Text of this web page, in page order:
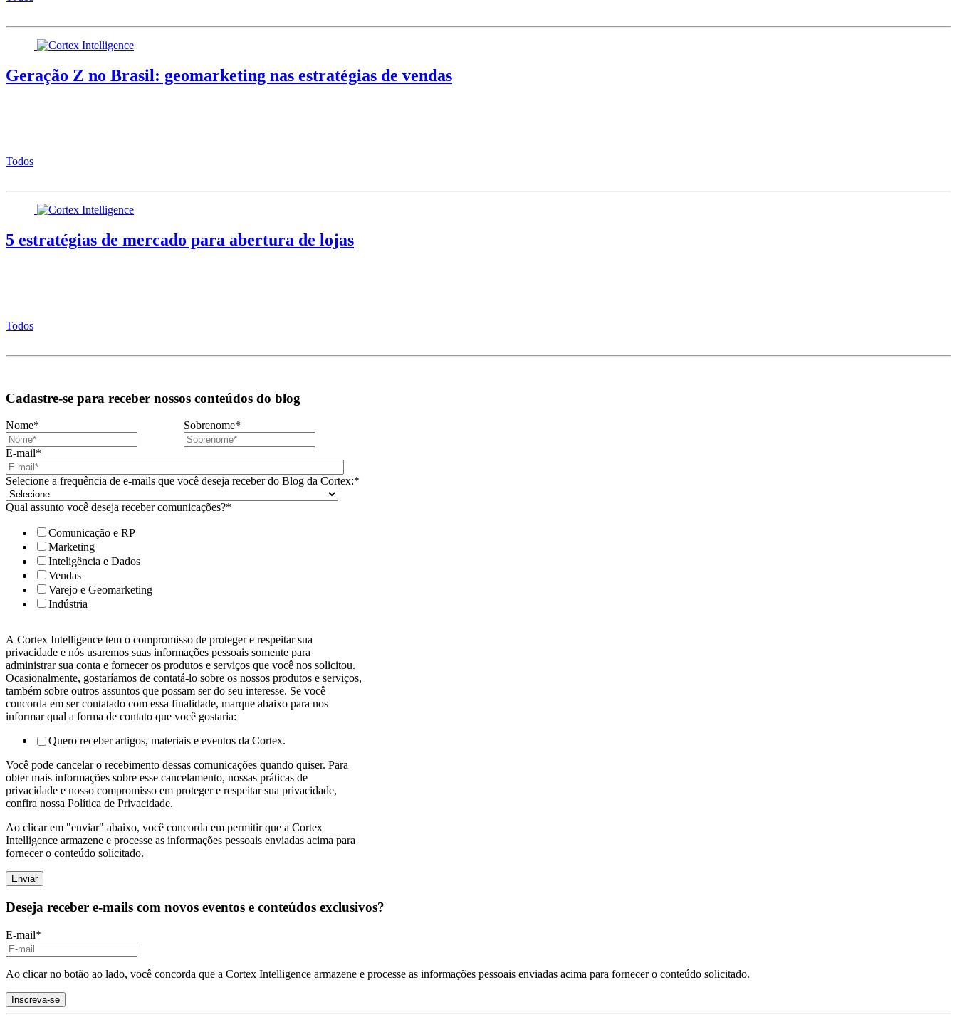
Geração Z no Brasil: geomarketing nas estratégias de vendas
Todos
5 estratégias de mercado para abertura de lojas
Todos
Cadastre-se para receber nossos conteúdos do blog
Nome* Sobrenome*
E-mail*
Selecione a frequência de e-mails que você deseja receber do Blog da Cortex:*
Qual assunto você deseja receber comunicações?*
Comunicação e RP
Marketing
Inteligência e Dados
Vendas
Varejo e Geomarketing
Indústria
A Cortex Intelligence tem o compromisso de proteger e respeitar sua
privacidade e nós usaremos suas informações pessoais somente para
administrar sua conta e fornecer os produtos e serviços que você nos solicitou.
Ocasionalmente, gostaríamos de contatá-lo sobre os nossos produtos e serviços,
também sobre outros assuntos que possam ser do seu interesse. Se você
concorda em ser contatado com essa finalidade, marque abaixo para nos
informar qual a forma de contato que você gostaria:
Quero receber artigos, materiais e eventos da Cortex.
Você pode cancelar o recebimento dessas comunicações quando quiser. Para
obter mais informações sobre esse cancelamento, nossas práticas de
privacidade e nosso compromisso em proteger e respeitar sua privacidade,
confira nossa Política de Privacidade.
Ao clicar em "enviar" abaixo, você concorda em permitir que a Cortex
Intelligence armazene e processe as informações pessoais enviadas acima para
fornecer o conteúdo solicitado.
Deseja receber e-mails com novos eventos e conteúdos exclusivos?
E-mail*
Ao clicar no botão ao lado, você concorda que a Cortex Intelligence armazene e processe as informações pessoais enviadas acima para fornecer o conteúdo solicitado.